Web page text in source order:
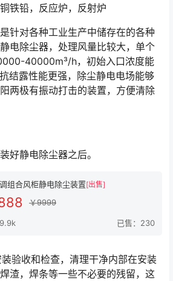
铅，反应炉，反射炉
对各种工业生产中储存在的各种
电除尘器，处理风量比较大，单个
40000m³/h，初始入口浓度能
结露性能更强，除尘静电电场能够
两极有振动打击的装置，方便清除
静电除尘器之后。
组合风柜静电除尘装置[出售]
￥9999
已售：230
收和检查，清理干净内部在安装
渣，焊条等一些不必要的残留，这